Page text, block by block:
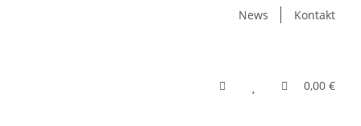
News Kontakt
0,00 €